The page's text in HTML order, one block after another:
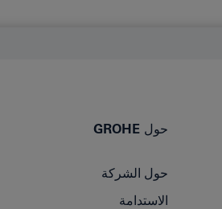
حول GROHE
حول الشركة
الاستدامة